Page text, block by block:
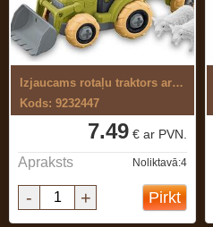
Izjaucams rotaļu traktors ar piekabi
Kods: 9232447
7.49 € ar PVN.
Apraksts Noliktavā:4
- + Pirkt